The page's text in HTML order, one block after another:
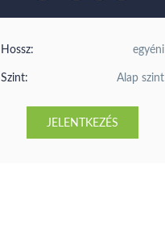
Hossz: egyéni
Szint: Alap szint
JELENTKEZÉS